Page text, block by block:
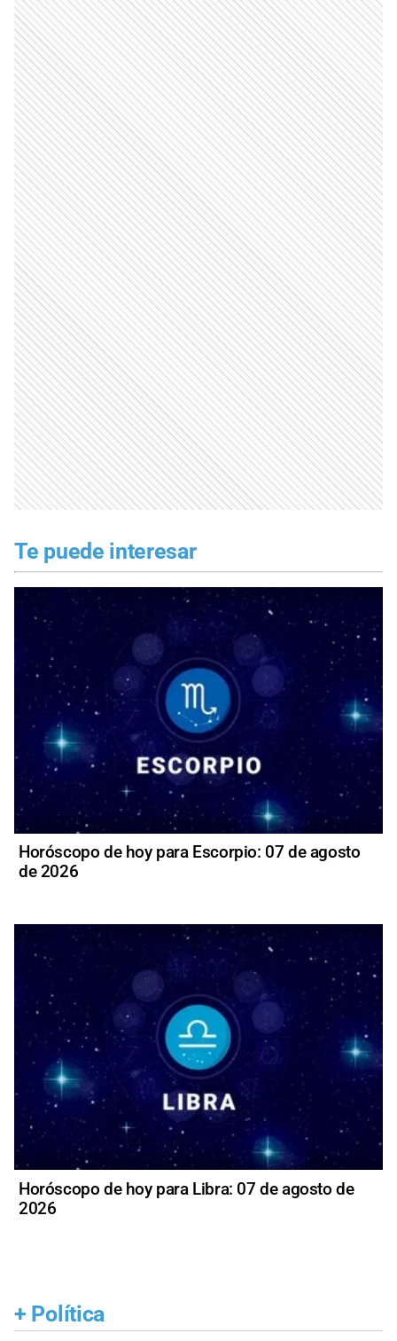
Te puede interesar
Horóscopo de hoy para Escorpio: 07 de agosto
de 2026
Horóscopo de hoy para Libra: 07 de agosto de
2026
+ Política